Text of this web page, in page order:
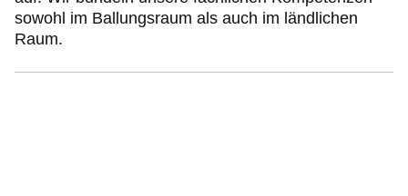
sowohl im Ballungsraum als auch im ländlichen
Raum.